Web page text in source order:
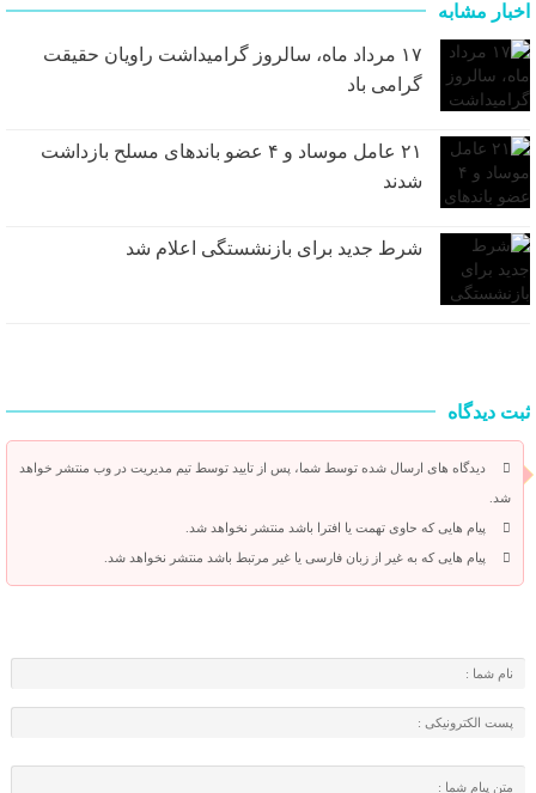
اخبار مشابه
۱۷ مرداد ماه، سالروز گرامیداشت راویان حقیقت
گرامی باد
۲۱ عامل موساد و ۴ عضو باند‌های مسلح بازداشت
شدند
شرط جدید برای بازنشستگی اعلام شد
ثبت دیدگاه
دیدگاه های ارسال شده توسط شما، پس از تایید توسط تیم مدیریت در وب منتشر خواهد
شد.
پیام هایی که حاوی تهمت یا افترا باشد منتشر نخواهد شد.
پیام هایی که به غیر از زبان فارسی یا غیر مرتبط باشد منتشر نخواهد شد.